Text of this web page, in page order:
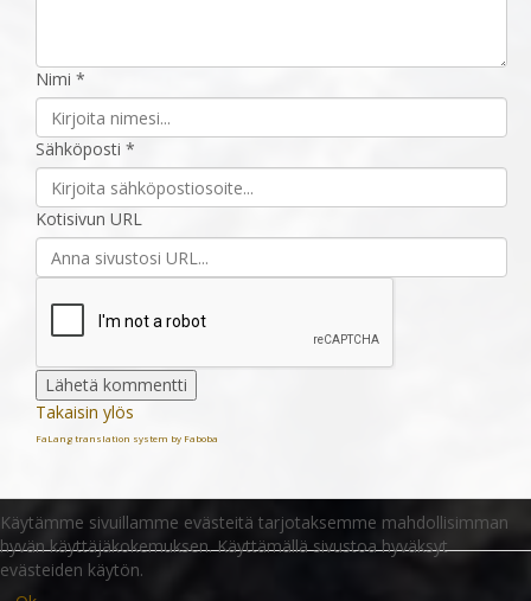
Nimi *
Sähköposti *
Kotisivun URL
Takaisin ylös
FaLang translation system by Faboba
Käytämme sivuillamme evästeitä tarjotaksemme mahdollisimman
hyvän käyttäjäkokemuksen. Käyttämällä sivustoa hyväksyt
evästeiden käytön.